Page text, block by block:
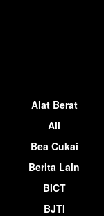
Alat Berat
All
Bea Cukai
Berita Lain
BICT
BJTI